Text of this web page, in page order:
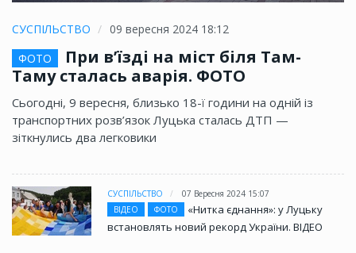
СУСПІЛЬСТВО
09 вересня 2024 18:12
ФОТО
При в’їзді на міст біля Там-
Таму сталась аварія. ФОТО
Сьогодні, 9 вересня, близько 18-ї години на одній із
транспортних розв’язок Луцька сталась ДТП —
зіткнулись два легковики
СУСПІЛЬСТВО
07 Вересня 2024 15:07
ВІДЕО
ФОТО
«Нитка єднання»: у Луцьку
встановлять новий рекорд України. ВІДЕО